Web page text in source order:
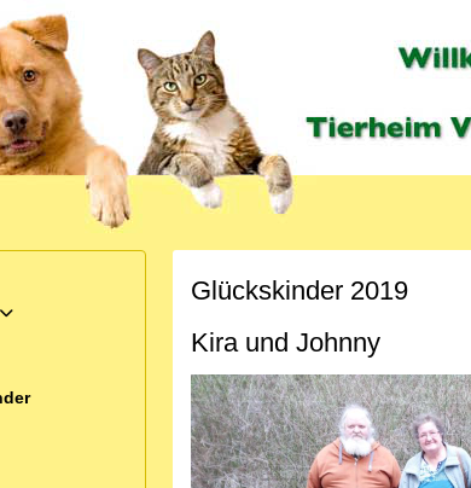
MOD_MENU_TOGGLE_SUBMENU_LABEL
Glückskinder 2019
Kira und Johnny